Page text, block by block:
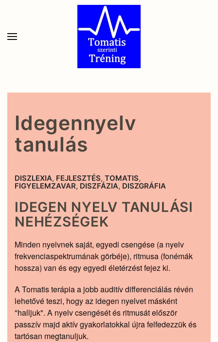
Skip to main content
Idegennyelv
tanulás
DISZLEXIA, FEJLESZTÉS, TOMATIS,
FIGYELEMZAVAR, DISZFÁZIA, DISZGRÁFIA
IDEGEN NYELV TANULÁSI
NEHÉZSÉGEK
Minden nyelvnek saját, egyedi csengése (a nyelv
frekvenciaspektrumának görbéje), ritmusa (fonémák
hossza) van és egy egyedi életérzést fejez ki.
A Tomatis terápia a jobb auditív differenciálás révén
lehetővé teszi, hogy az idegen nyelvet másként
"halljuk". A nyelv csengését és ritmusát először
passzív majd aktív gyakorlatokkal újra felfedezzük és
tartósan megtanuljuk.